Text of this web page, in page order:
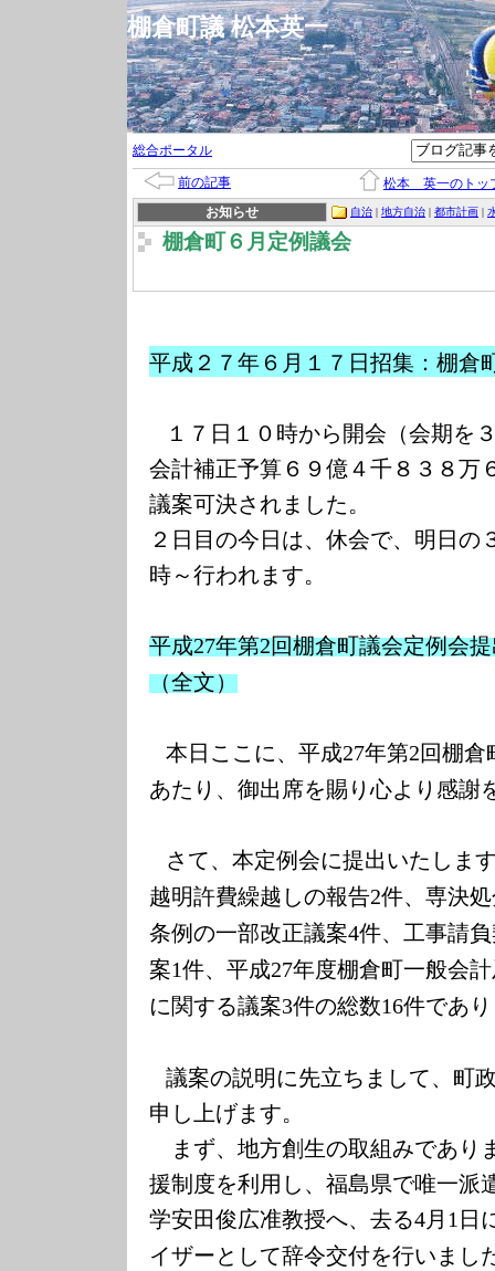
棚倉町議 松本英一
総合ポータル
前の記事
松本 英一のトッ
お知らせ
自治 | 地方自治 | 都市計画 |
棚倉町６月定例議会
平成２７年６月１７日招集：棚倉
１７日１０時から開会（会期を
会計補正予算６９億４千８３８万
議案可決されました。
２日目の今日は、休会で、明日の
時～行われます。
平成27年第2回棚倉町議会定例会
（全文）
本日ここに、平成27年第2回棚倉
あたり、御出席を賜り心より感謝
さて、本定例会に提出いたしま
越明許費繰越しの報告2件、専決
条例の一部改正議案4件、工事請
案1件、平成27年度棚倉町一般会
に関する議案3件の総数16件であ
議案の説明に先立ちまして、町
申し上げます。
まず、地方創生の取組みであり
援制度を利用し、福島県で唯一派
学安田俊広准教授へ、去る4月 1 日
イザーとして辞令交付を行いまし